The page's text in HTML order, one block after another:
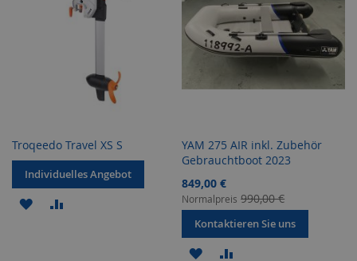
Troqeedo Travel XS S
Individuelles Angebot
ZUR
YAM 275 AIR inkl. Zubehör
Gebrauchtboot 2023
Sonderangebot
849,00 €
Normalpreis 990,00 €
Kontaktieren Sie uns
ZUR